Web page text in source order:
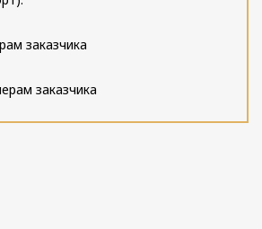
заказчика
заказчика